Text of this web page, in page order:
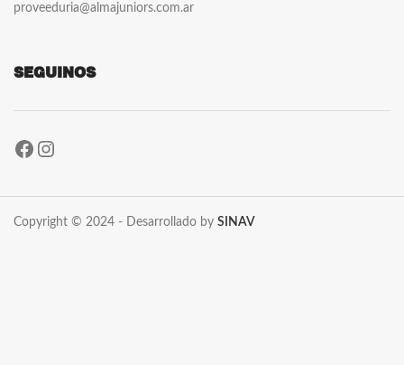
proveeduria@almajuniors.com.ar
SEGUINOS
Copyright © 2024 - Desarrollado by SINAV